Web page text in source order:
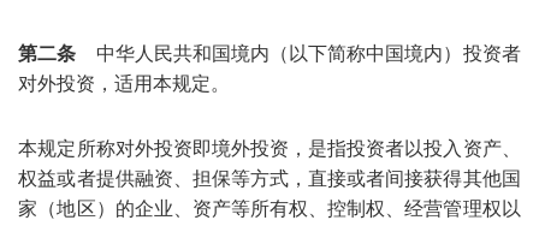
第二条 中华人民共和国境内（以下简称中国境内）投资者
对外投资，适用本规定。
本规定所称对外投资即境外投资，是指投资者以投入资产、
权益或者提供融资、担保等方式，直接或者间接获得其他国
家（地区）的企业、资产等所有权、控制权、经营管理权以